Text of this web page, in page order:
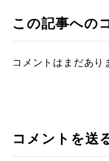
この記事への
コメントはまだあり
コメントを送